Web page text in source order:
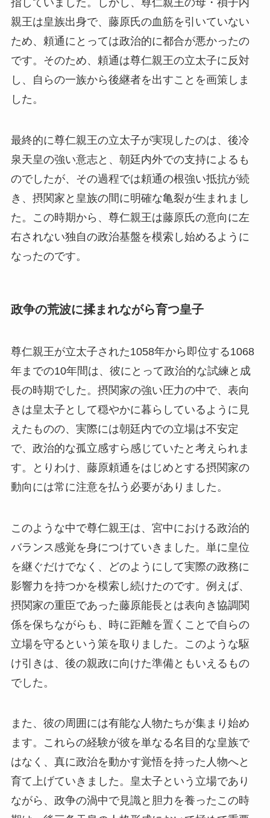
指していました。しかし、尊仁親王の母・禎子内
親王は皇族出身で、藤原氏の血筋を引いていない
ため、頼通にとっては政治的に都合が悪かったの
です。そのため、頼通は尊仁親王の立太子に反対
し、自らの一族から後継者を出すことを画策しま
した。
最終的に尊仁親王の立太子が実現したのは、後冷
泉天皇の強い意志と、朝廷内外での支持によるも
のでしたが、その過程では頼通の根強い抵抗が続
き、摂関家と皇族の間に明確な亀裂が生まれまし
た。この時期から、尊仁親王は藤原氏の意向に左
右されない独自の政治基盤を模索し始めるように
なったのです。
政争の荒波に揉まれながら育つ皇子
尊仁親王が立太子された1058年から即位する1068
年までの10年間は、彼にとって政治的な試練と成
長の時期でした。摂関家の強い圧力の中で、表向
きは皇太子として穏やかに暮らしているように見
えたものの、実際には朝廷内での立場は不安定
で、政治的な孤立感すら感じていたと考えられま
す。とりわけ、藤原頼通をはじめとする摂関家の
動向には常に注意を払う必要がありました。
このような中で尊仁親王は、宮中における政治的
バランス感覚を身につけていきました。単に皇位
を継ぐだけでなく、どのようにして実際の政務に
影響力を持つかを模索し続けたのです。例えば、
摂関家の重臣であった藤原能長とは表向き協調関
係を保ちながらも、時に距離を置くことで自らの
立場を守るという策を取りました。このような駆
け引きは、後の親政に向けた準備ともいえるもの
でした。
また、彼の周囲には有能な人物たちが集まり始め
ます。これらの経験が彼を単なる名目的な皇族で
はなく、真に政治を動かす覚悟を持った人物へと
育て上げていきました。皇太子という立場であり
ながら、政争の渦中で見識と胆力を養ったこの時